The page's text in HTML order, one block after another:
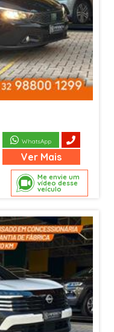
Me envie um
vídeo desse
veículo
WhatsApp
Ver Mais